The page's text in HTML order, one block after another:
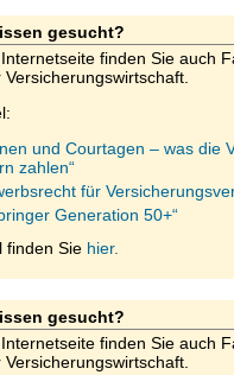
gesucht?
finden Sie auch
und Courtagen – was die
zahlen“
für
Generation 50+“
finden Sie hier.
gesucht?
finden Sie auch